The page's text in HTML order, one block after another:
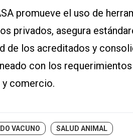
promueve el uso de
privados, asegura
de los acreditados y
con los
y comercio.
VACUNO SALUD ANIMAL